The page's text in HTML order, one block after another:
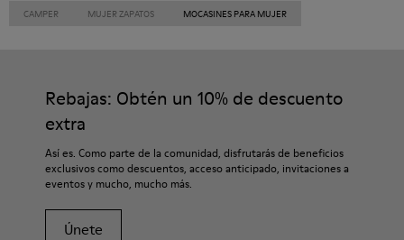
CAMPER MUJER ZAPATOS MOCASINES PARA MUJER
Rebajas: Obtén un 10% de descuento
extra
Así es. Como parte de la comunidad, disfrutarás de beneficios
exclusivos como descuentos, acceso anticipado, invitaciones a
eventos y mucho, mucho más.
Únete